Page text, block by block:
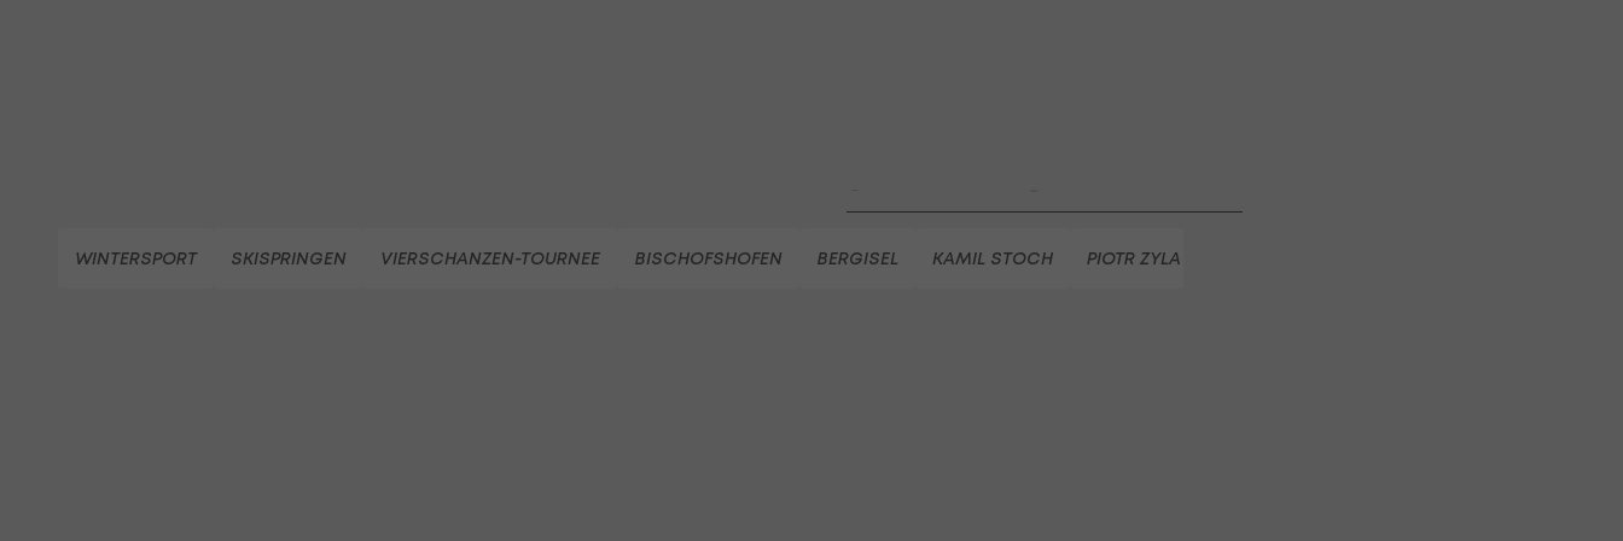
WINTERSPORT SKISPRINGEN VIERSCHANZEN-TOURNEE BISCHOFSHOFEN BERGISEL KAMIL STOCH PIOTR ZYLA